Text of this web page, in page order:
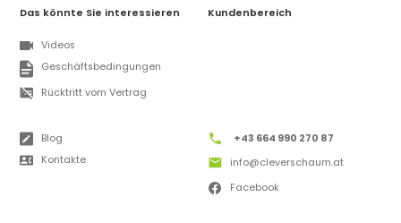
Das könnte Sie interessieren
Videos
Geschäftsbedingungen
Rücktritt vom Vertrag
Kundenbereich
Blog
Kontakte
+43 664 990 270 87
info@cleverschaum.at
Facebook